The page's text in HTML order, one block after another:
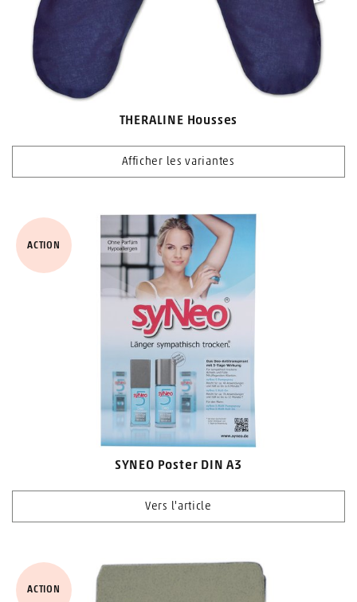
THERALINE Housses
Afficher les variantes
SYNEO Poster DIN A3
Vers l'article
ACTION
ACTION